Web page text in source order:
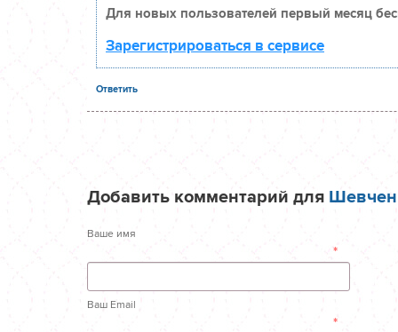
Для новых пользователей первый месяц
Зарегистрироваться в сервисе
Ответить
Добавить комментарий для
Ваше имя
*
Ваш Email
*